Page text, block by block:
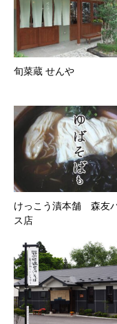
旬菜蔵 せんや
けっこう漬本舗 森友
ス店